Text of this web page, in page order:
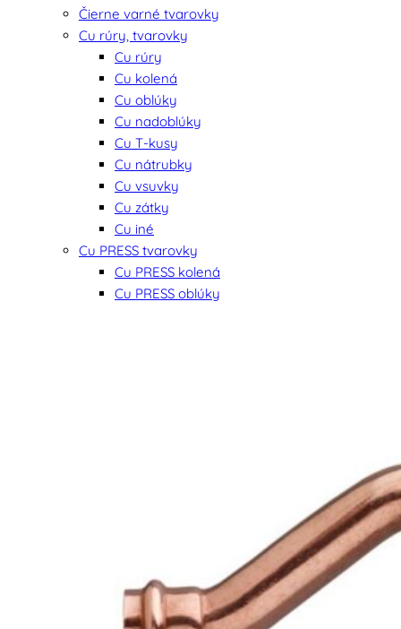
Čierne varné tvarovky
Cu rúry, tvarovky
Cu rúry
Cu kolená
Cu oblúky
Cu nadoblúky
Cu T-kusy
Cu nátrubky
Cu vsuvky
Cu zátky
Cu iné
Cu PRESS tvarovky
Cu PRESS kolená
Cu PRESS oblúky